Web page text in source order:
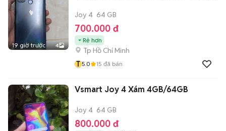
19 giờ trước 4
Joy 4 64 GB
700.000 đ
Rẻ hơn
Tp Hồ Chí Minh
T 5.0 15 đã bán
Vsmart Joy 4 Xám 4GB/64GB
Joy 4 64 GB
800.000 đ